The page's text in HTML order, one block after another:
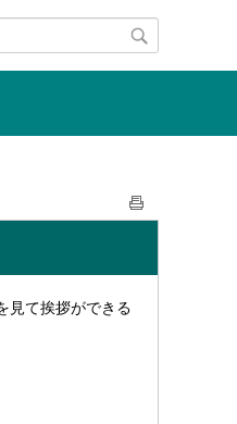
見て挨拶ができる